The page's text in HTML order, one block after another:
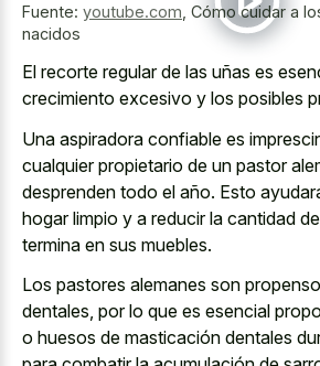
Fuente: youtube.com Cómo cuidar a
nacidos
El recorte regular de las uñas es
crecimiento excesivo y los posibles
Una aspiradora confiable es
cualquier propietario de un pastor
desprenden todo el año. Esto
hogar limpio y a reducir la cantidad
termina en sus muebles.
Los pastores alemanes son
dentales, por lo que es esencial
o huesos de masticación dentales